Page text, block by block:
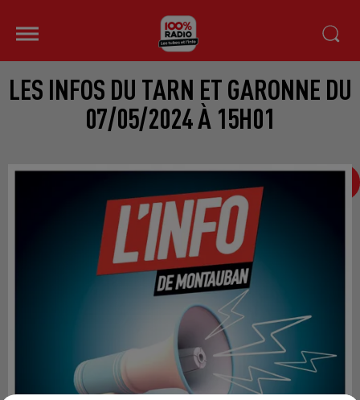
LES INFOS DU TARN ET GARONNE DU
07/05/2024 À 15H01